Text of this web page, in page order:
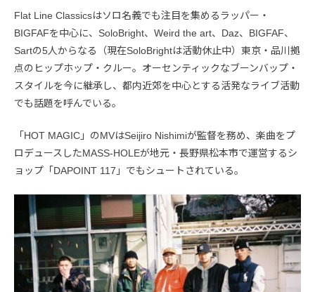
Flat Line Classicsはソロ名義でも注目を集めるラッパー・
BIGFAFを中心に、SoloBright、Weird the art、Daz、BIGFAF、
Sartの5人からなる（現在SoloBrightは活動休止中）東京・品川拠
点のヒップホップ・クルー。オーセンティックなブーンバップ・
スタイルを今に継承し、都内近郊を中心とする活発なライブ活動
でも話題を呼んでいる。
「HOT MAGIC」のMVはSeijiro Nishimiが監督を務め、楽曲をプ
ロデュースしたMASS-HOLEが地元・長野県松本市で運営するシ
ョップ「DAPOINT 117」でもシュートされている。